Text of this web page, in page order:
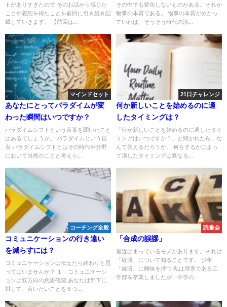
トがありすぎたので そのお話から感じた
ことや着想を得たことを前回に引き続き記
載していきます。 【前回は...
その中でも変化しないものがある。それが
物事の本質である。 物事の本質が分かっ
ていれば、そうそう時代の流...
マインドセット
あなたにとってパラダイムが変
わった瞬間はいつですか？
パラダイムシフトという言葉を聞いたこと
はあるでしょうか。 パラダイムという視
点 パラダイムシフトとはその時代や分野
において当然のことと考えら...
21日チャレンジ
何か新しいことを始めるのに適
したタイミングは？
「何か新しいことを始めるのに適したタイ
ミングはいつですか？」と聞かれたら、な
んて答えるだろうか。 何をするかによっ
て適したタイミングは異なる...
コーチング全般
コミュニケーションの行き違い
を減らすには？
コミュニケーションは伝えたら終わりと思
ってはいませんか？ １．コミュニケーシ
ョンは双方向の意思確認 あなたは部下に
対して、言いたいことを６つ...
読書会
「合成の誤謬」
最近はまっているモノがあります。それは
「経済」について知ることです。 少年
「経済」に興味を持つ 私は理系である工
学部を卒業しましたが、中学の...